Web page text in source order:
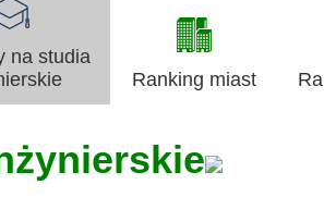
na studia
Ranking miast